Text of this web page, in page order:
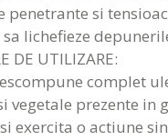
penetrante si
lichefieze
DE UTILIZARE:
complet
vegetale prezente in
exercita o actiune